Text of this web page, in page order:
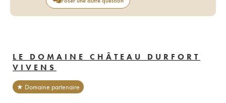
LE DOMAINE CHÂTEAU DURFORT
VIVENS
★ Domaine partenaire